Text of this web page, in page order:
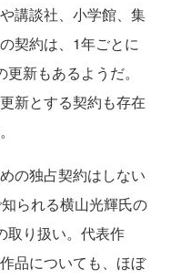
講談社、小学館、集
契約は、1年ごとに
新もあるようだ。
新とする契約も存在
の独占契約はしない
られる横山光輝氏の
取り扱い。代表作
品についても、ほぼ